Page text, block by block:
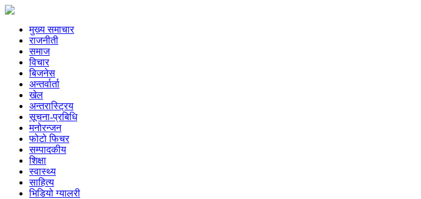
मुख्य समाचार
राजनीती
समाज
विचार
बिजनेस
अन्तर्वार्ता
खेल
अन्तरास्ट्रिय
सूचना-प्रबिधि
मनोरन्जन
फोटो फिचर
सम्पादकीय
शिक्षा
स्वास्थ्य
साहित्य
भिडियो ग्यालरी